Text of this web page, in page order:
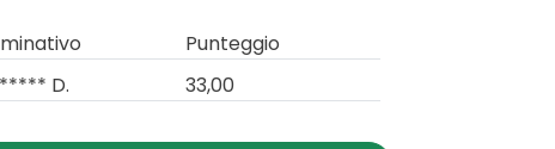
Punteggio
D. 33,00